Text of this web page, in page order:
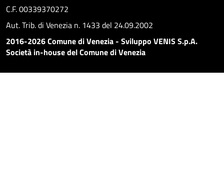
C.F. 00339370272
Aut. Trib. di Venezia n. 1433 del 24.09.2002
2016-2026 Comune di Venezia - Sviluppo VENIS S.p.A.
Società in-house del Comune di Venezia